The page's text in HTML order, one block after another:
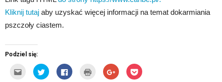
Kliknij tutaj aby uzyskać więcej informacji na temat dokarmiania
pszczoły ciastem.
Podziel się:
Kliknij, Udostępnij
na
Click
to
Kliknij Click
to
Click
to